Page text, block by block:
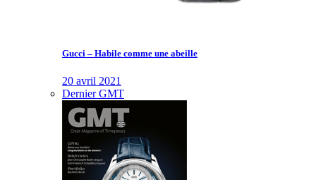
Gucci – Habile comme une abeille
20 avril 2021
Dernier GMT